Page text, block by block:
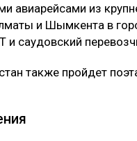
авиарейсами из
и Шымкента в
и саудовский
также пройдет